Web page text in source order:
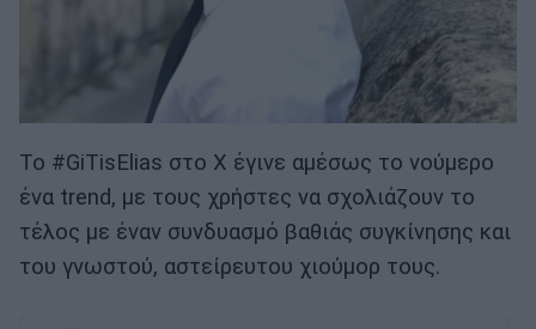
Το #GiTisElias στο X έγινε αμέσως το νούμερο
ένα trend, με τους χρήστες να σχολιάζουν το
τέλος με έναν συνδυασμό βαθιάς συγκίνησης και
του γνωστού, αστείρευτου χιούμορ τους.